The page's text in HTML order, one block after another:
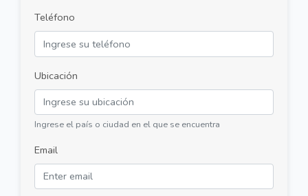
Teléfono
Ubicación
Ingrese el país o ciudad en el que se encuentra
Email